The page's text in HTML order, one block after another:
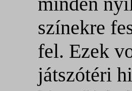
színekre
fel. Ezek
játszótéri